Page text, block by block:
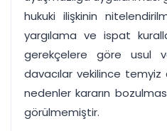
hukuki ilişkinin
yargılama ve ispat
gerekçelere göre usul
davacılar vekilince
nedenler kararın
görülmemiştir.